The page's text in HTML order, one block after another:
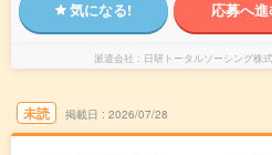
気になる! 応募へ
派遣会社 日研トータルソーシング株
未読 掲載日 2026/07/28